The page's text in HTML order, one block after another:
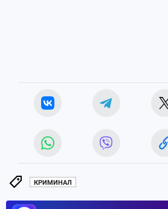
КРИМИНАЛ